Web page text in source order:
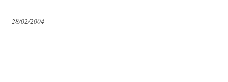
28/02/2004